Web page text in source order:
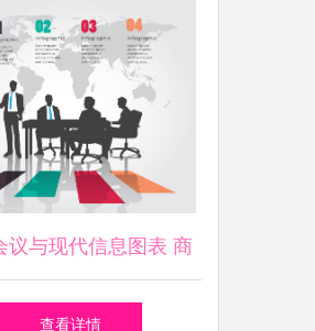
议与现代信息图表 商
信息咨询的新范式
查看详情